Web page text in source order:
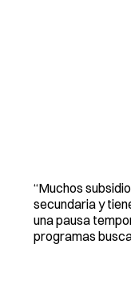
“Muchos
secundaria y
una pausa
programas